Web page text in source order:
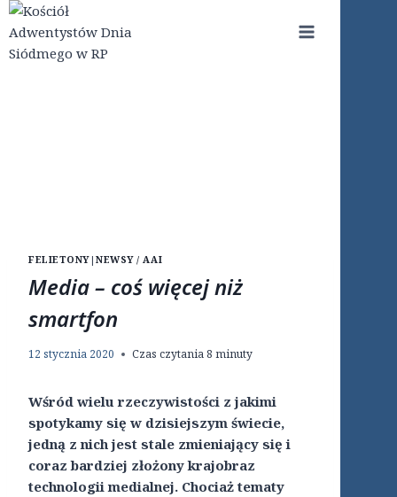
Przejdź
do
treści
FELIETONY|NEWSY / AAI
Media – coś więcej niż
smartfon
12 stycznia 2020 Czas czytania8 minuty
Wśród wielu rzeczywistości z jakimi
spotykamy się w dzisiejszym świecie,
jedną z nich jest stale zmieniający się i
coraz bardziej złożony krajobraz
technologii medialnej. Chociaż tematy